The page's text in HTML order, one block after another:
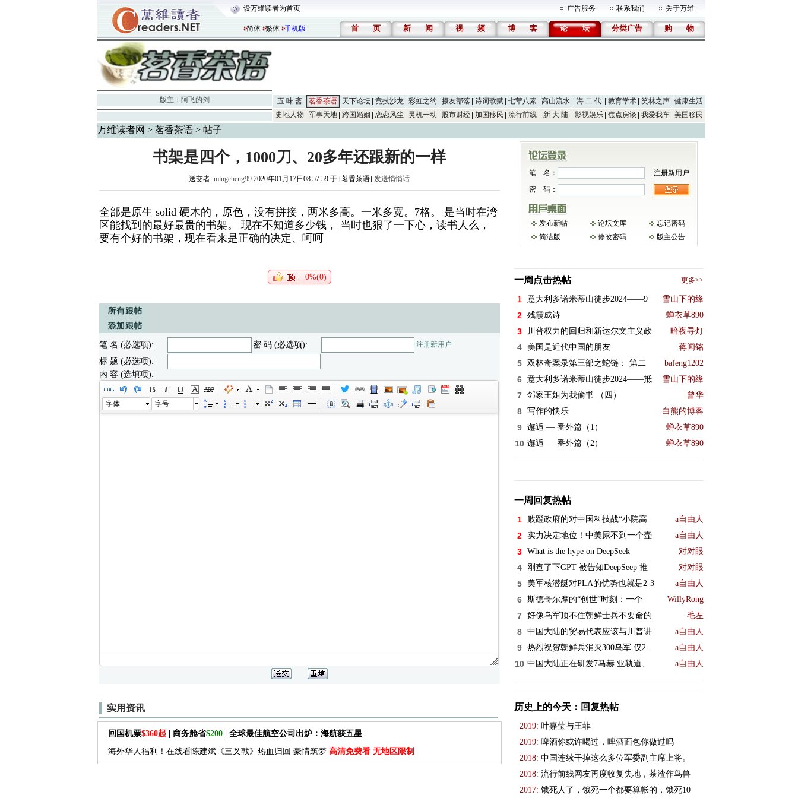
设万维读者为首页 广告服务 联系我们 关于万维
简体 繁体 手机版 首 页 新 闻 视 频 博 客 论 坛 分类广告 购 物
版主： 阿飞的剑 五 味 斋 茗香茶语 天下论坛 竞技沙龙 彩虹之约 摄友部落 诗词歌赋 七荤八素 高山流水 海 二 代 教育学术 笑林之声
健康生活
史地人物
军事天地 跨国婚姻 恋恋风尘 灵机一动 股市财经 加国移民 流行前线 新 大 陆 影视娱乐 焦点房谈 我爱我车 美国移民
万维读者网 > 茗香茶语> 帖子
书架是四个，1000刀、20多年还跟新的一样
送交者: mingcheng99 2020年01月17日08:57:59 于 [茗香茶语] 发送悄悄话
全部是原生 solid 硬木的，原色，没有拼接，两米多高。一米多宽。7格。 是当时在湾
区能找到的最好最贵的书架。 现在不知道多少钱， 当时也狠了一下心，读书人么，
要有个好的书架，现在看来是正确的决定、呵呵
0%(0)
笔 名 (必选项): 密 码 (必选项): 注册新用户
标 题 (必选项):
内 容 (选填项):
字体 字号
实用资讯
回国机票$360起 | 商务舱省$200| 全球最佳航空公司出炉：海航获五星
海外华人福利！在线看陈建斌《三叉戟》热血归回 豪情筑梦 高清免费看 无地区限制
笔 名：
注册新用户
密 码：
发布新帖 论坛文库
忘记密码
简洁版
修改密码 版主公告
一周点击热帖 更多>>
1 意大利多诺米蒂山徒步2024——9 雪山下的绛
2 残霞成诗 蝉衣草890
3 川普权力的回归和新达尔文主义政 暗夜寻灯
4 美国是近代中国的朋友 蒋闻铭
5 双林奇案录第三部之蛇链： 第二 bafeng1202
6 意大利多诺米蒂山徒步2024——抵 雪山下的绛
7 邻家王姐为我偷书 （四） 曾华
8 写作的快乐 白熊的博客
9 邂逅 — 番外篇（1） 蝉衣草890
10 邂逅 — 番外篇（2） 蝉衣草890
一周回复热帖
1 败蹬政府的对中国科技战“小院高 a自由人
2 实力决定地位！中美尿不到一个壶 a自由人
3 What is the hype on DeepSeek 对对眼
4 刚查了下GPT 被告知DeepSeep 推 对对眼
5 美军核潜艇对PLA的优势也就是2-3 a自由人
6 斯德哥尔摩的“创世”时刻：一个 WillyRong
7 好像乌军顶不住朝鲜士兵不要命的 毛左
8 中国大陆的贸易代表应该与川普讲 a自由人
9 热烈祝贺朝鲜兵消灭300乌军 仅2. a自由人
10 中国大陆正在研发7马赫 亚轨道、 a自由人
历史上的今天：回复热帖
2019: 叶嘉莹与王菲
2019: 啤酒你或许喝过，啤酒面包你做过吗
2018: 中国连续干掉这么多位军委副主席上将。
2018: 流行前线网友再度收复失地，茶渣作鸟兽
2017: 饿死人了，饿死一个都要算帐的，饿死10